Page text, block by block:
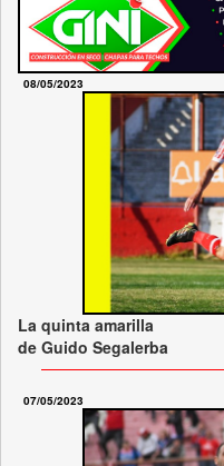
08/05/2023
La quinta amarilla
de Guido Segalerba
07/05/2023